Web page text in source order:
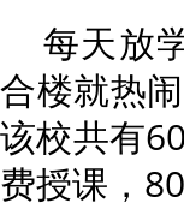
每天放
合楼就热
该校共有
费授课，